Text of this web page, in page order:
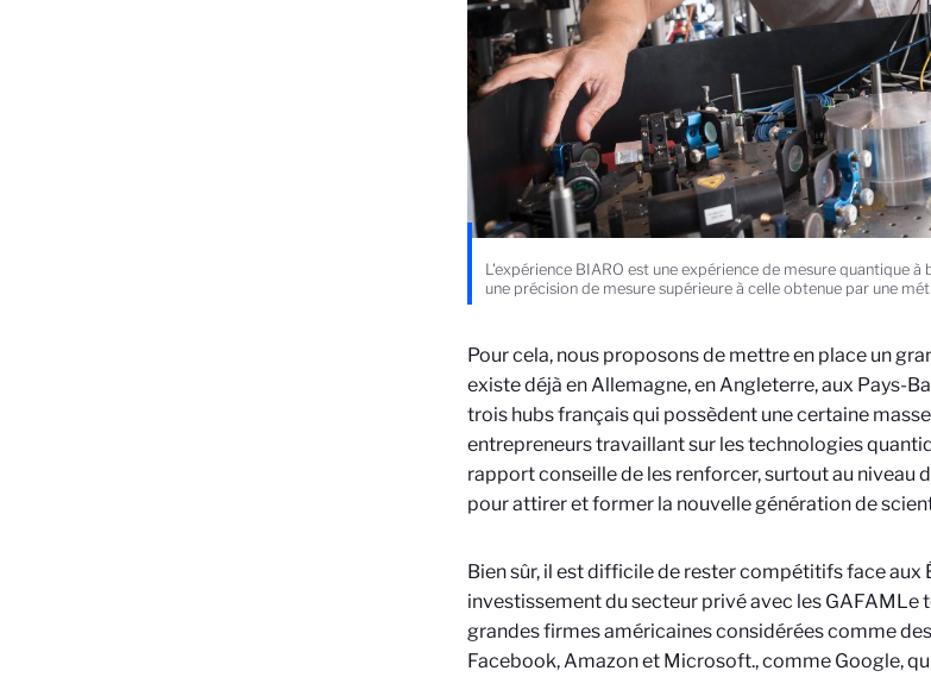
L'expérience BIARO est une expérience de mesure quantique
une précision de mesure supérieure à celle obtenue par une
Pour cela, nous proposons de mettre en place un
existe déjà en Allemagne, en Angleterre, aux Pays-
trois hubs français qui possèdent une certaine
entrepreneurs travaillant sur les technologies
rapport conseille de les renforcer, surtout au niveau
pour attirer et former la nouvelle génération de
Bien sûr, il est difficile de rester compétitifs face aux
investissement du secteur privé avec les GAFAMLe
grandes firmes américaines considérées comme
Facebook, Amazon et Microsoft., comme Google,